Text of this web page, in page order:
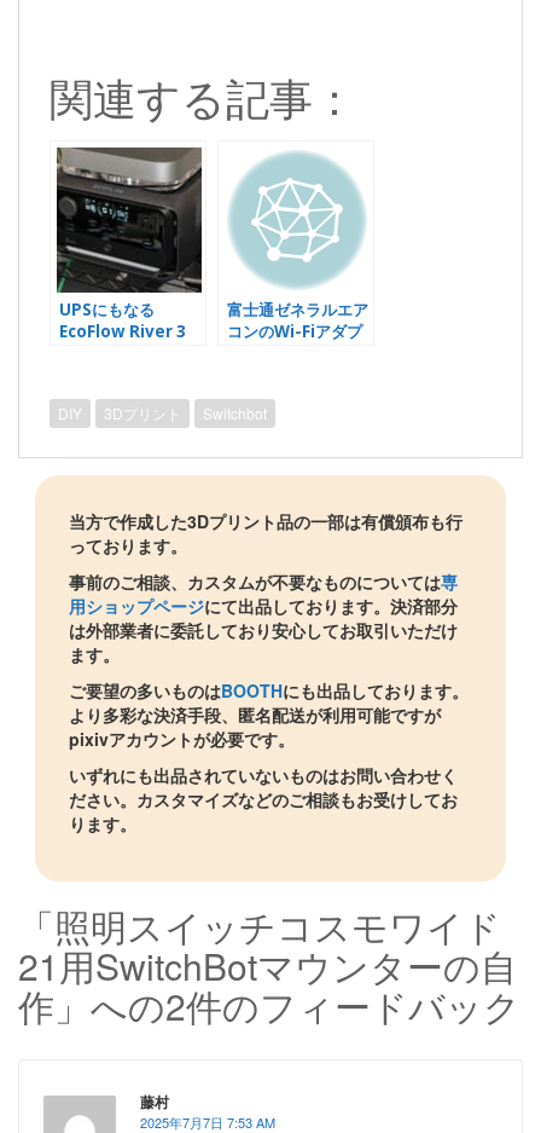
関連する記事：
UPSにもなる
EcoFlow River 3
富士通ゼネラルエア
コンのWi-Fiアダプ
屋に人を入れたくな
いのでDIYで交換し
DIY 3Dプリント Switchbot
当方で作成した3Dプリント品の一部は有償頒布も行
っております。
事前のご相談、カスタムが不要なものについては専
用ショップページにて出品しております。決済部分
は外部業者に委託しており安心してお取引いただけ
ます。
ご要望の多いものはBOOTHにも出品しております。
より多彩な決済手段、匿名配送が利用可能ですが
pixivアカウントが必要です。
いずれにも出品されていないものはお問い合わせく
ださい。カスタマイズなどのご相談もお受けしてお
ります。
「照明スイッチコスモワイド
21用SwitchBotマウンターの自
作」への2件のフィードバック
藤村
2025年7月7日 7:53 AM